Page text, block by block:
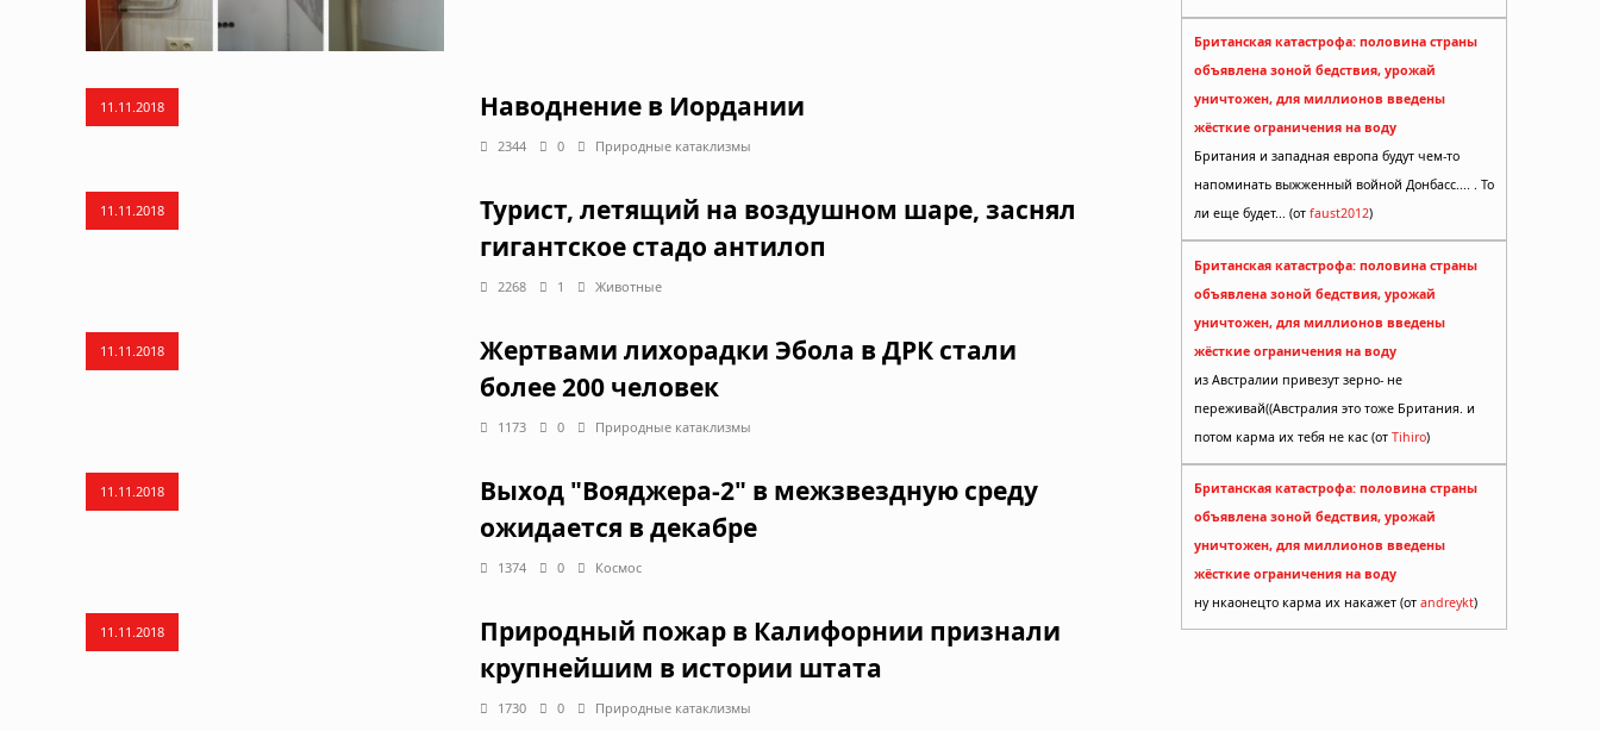
11.11.2018 Наводнение в Иордании
2344 0 Природные катаклизмы
11.11.2018
Турист, летящий на воздушном шаре, заснял
гигантское стадо антилоп
2268 1 Животные
11.11.2018
Жертвами лихорадки Эбола в ДРК стали
более 200 человек
1173 0 Природные катаклизмы
11.11.2018
Выход "Вояджера-2" в межзвездную среду
ожидается в декабре
1374 0 Космос
11.11.2018
Природный пожар в Калифорнии признали
крупнейшим в истории штата
1730 0 Природные катаклизмы
Британская катастрофа: половина страны
объявлена зоной бедствия, урожай
уничтожен, для миллионов введены
жёсткие ограничения на воду
Британия и западная европа будут чем-то
напоминать выжженный войной Донбасс.... . То
ли еще будет... (от faust2012)
Британская катастрофа: половина страны
объявлена зоной бедствия, урожай
уничтожен, для миллионов введены
жёсткие ограничения на воду
из Австралии привезут зерно- не
переживай((Австралия это тоже Британия. и
потом карма их тебя не кас (от Tihiro)
Британская катастрофа: половина страны
объявлена зоной бедствия, урожай
уничтожен, для миллионов введены
жёсткие ограничения на воду
ну нкаонецто карма их накажет (от andreykt)